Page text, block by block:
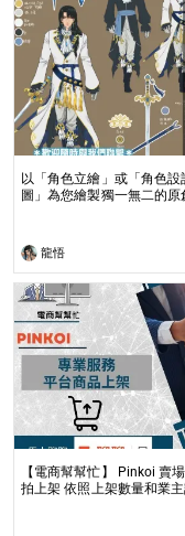
以「角色立繪」或「角色設
圖」為您繪製獨一無二的原
設計好的角色繪製「角色立
龍悟
【電商幫幫忙】 Pinkoi 賣
拍上架 依照上架數量和業主討論後